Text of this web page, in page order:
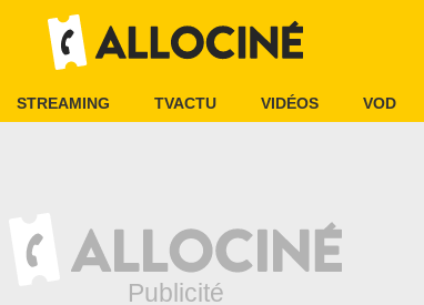
STREAMING TVACTU VIDÉOS VOD